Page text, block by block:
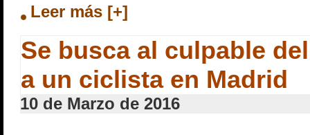
Leer más [+]
Se busca al culpable
a un ciclista en Madrid
10 de Marzo de 2016